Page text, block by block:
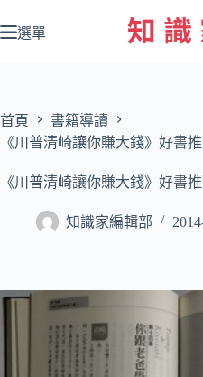
至
容
選單
首頁
書籍導讀
《川普清崎讓你賺大錢》好書
《川普清崎讓你賺大錢》好書
知識家編輯部